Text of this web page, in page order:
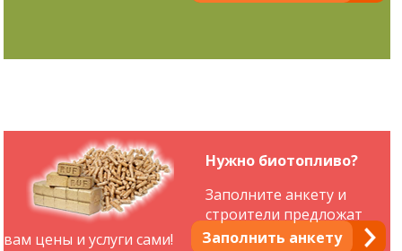
Нужно биотопливо?
Заполнить анкету
Заполните анкету и
строители предложат
вам цены и услуги сами!